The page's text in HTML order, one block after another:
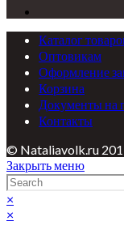
Каталог
Оптовикам
Оформление
Корзина
Документы на
Контакты
© Nataliavolk.ru
Закрыть меню
×
×